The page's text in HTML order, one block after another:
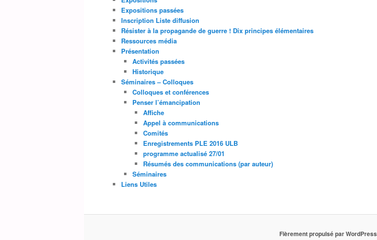
Expositions passées
Inscription Liste diffusion
Résister à la propagande de guerre ! Dix principes élémentaires
Ressources média
Présentation
Activités passées
Historique
Séminaires – Colloques
Colloques et conférences
Penser l’émancipation
Affiche
Appel à communications
Comités
Enregistrements PLE 2016 ULB
programme actualisé 27/01
Résumés des communications (par auteur)
Séminaires
Liens Utiles
Fièrement propulsé par WordPress